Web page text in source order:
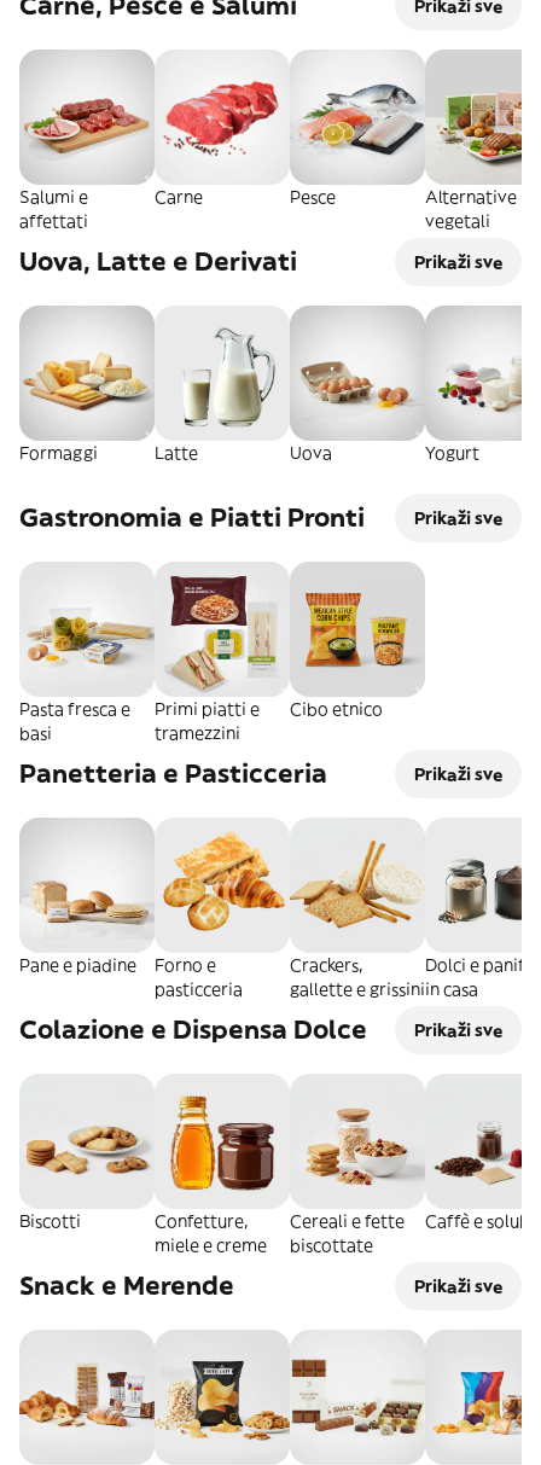
Prikaži sve
Salumi e
affettati
Carne Pesce
Alternative
vegetali
Uova, Latte e Derivati Prikaži sve
Formaggi Latte Uova Yogurt
Gastronomia e Piatti Pronti Prikaži sve
Pasta fresca e
basi
Primi piatti e
tramezzini
Cibo etnico
Panetteria e Pasticceria Prikaži sve
Pane e piadine
Forno e
pasticceria
Crackers,
gallette e grissini
Dolci e
in casa
Colazione e Dispensa Dolce Prikaži sve
Biscotti
Confetture,
miele e creme
Cereali e fette
biscottate
Caffè e
Snack e Merende Prikaži sve